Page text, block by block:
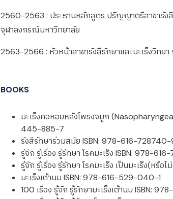
2560-2563 : ประธานหลักสูตร ปริญญาตรีสาขารั
จุฬาลงกรณ์มหาวิทยาลัย
2563-2566 : หัวหน้าสาขารังสีรักษาและมะเร็งวิท
BOOKS
มะเร็งคอหอยหลังโพรงจมูก
445-885-7
รังสีรักษาร่วมสมัย ISBN: 978-616-728740-
รู้จัก รู้เรื่อง รู้รักษา โรคมะเร็ง ISBN: 978-
รู้จัก รู้เรื่อง รู้รักษา โรคมะเร็ง เป็นมะเร็ง(หรื
มะเร็งเต้านม ISBN: 978-616-529-040-1
100 เรื่อง รู้จัก รู้รักษามะเร็งเต้านม ISBN: